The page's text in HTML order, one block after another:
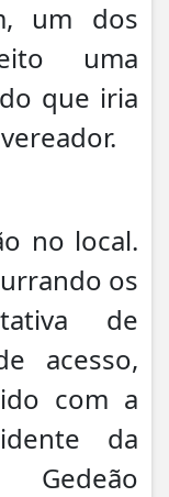
um dos
uma
que iria
no local.
os
de
acesso,
com a
da
Gedeão